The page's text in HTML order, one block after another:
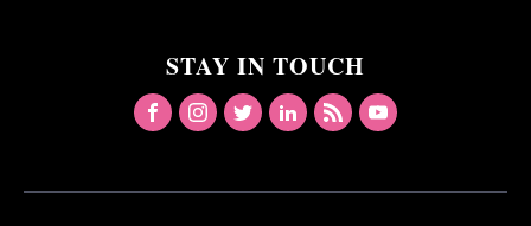
STAY IN TOUCH